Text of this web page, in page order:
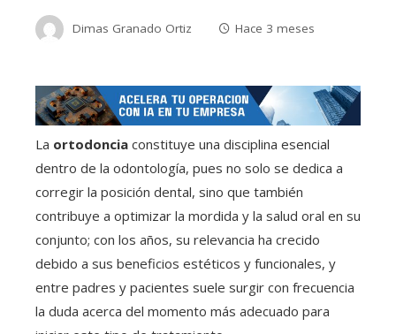
Dimas Granado Ortiz Hace 3 meses
La ortodoncia constituye una disciplina esencial
dentro de la odontología, pues no solo se dedica a
corregir la posición dental, sino que también
contribuye a optimizar la mordida y la salud oral en su
conjunto; con los años, su relevancia ha crecido
debido a sus beneficios estéticos y funcionales, y
entre padres y pacientes suele surgir con frecuencia
la duda acerca del momento más adecuado para